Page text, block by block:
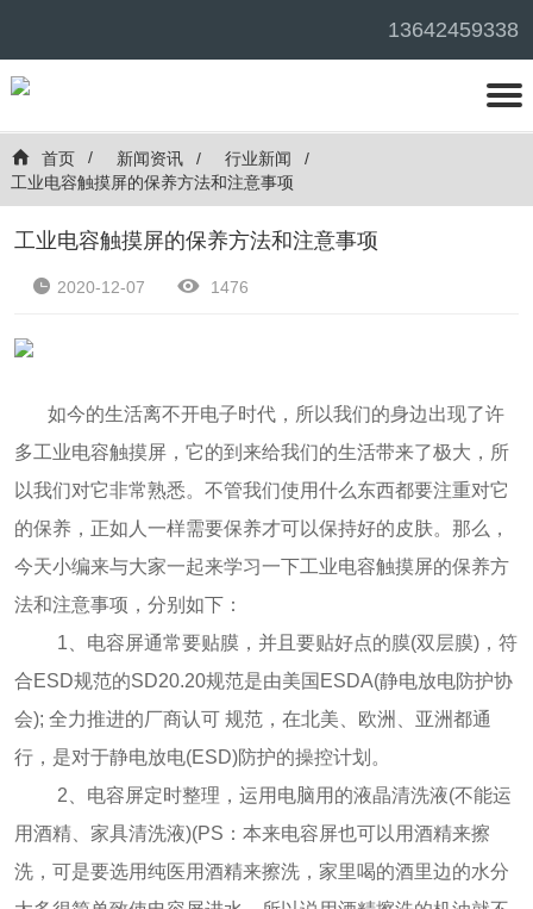
13642459338
首页 新闻资讯
行业新闻
工业电容触摸屏的保养方法和注意事项
工业电容触摸屏的保养方法和注意事项
2020-12-07 1476
如今的生活离不开电子时代，所以我们的身边出现了许
多工业电容触摸屏，它的到来给我们的生活带来了极大，所
以我们对它非常熟悉。不管我们使用什么东西都要注重对它
的保养，正如人一样需要保养才可以保持好的皮肤。那么，
今天小编来与大家一起来学习一下工业电容触摸屏的保养方
法和注意事项，分别如下：
1、电容屏通常要贴膜，并且要贴好点的膜(双层膜)，符
合ESD规范的SD20.20规范是由美国ESDA(静电放电防护协
会); 全力推进的厂商认可 规范，在北美、欧洲、亚洲都通
行，是对于静电放电(ESD)防护的操控计划。
2、电容屏定时整理，运用电脑用的液晶清洗液(不能运
用酒精、家具清洗液)(PS：本来电容屏也可以用酒精来擦
洗，可是要选用纯医用酒精来擦洗，家里喝的酒里边的水分